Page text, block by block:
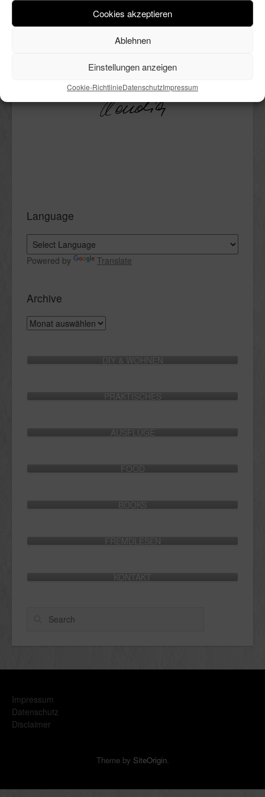
Cookies akzeptieren
Ablehnen
Einstellungen anzeigen
Cookie-RichtlinieDatenschutzImpressum
andeutungsweise. Ich liebe ihn
trotzdem. Außerdem mag ich
kochen, DIY’s, Deko, Bücher und
vieles mehr. All das ist hier in
Language
Powered by Translate
Archive
Archive
DIY & WOHNEN
PRAKTISCHES
AUSFLÜGE
FOOD
BOOKS
FREMDLESEN
KONTAKT
Search
Impressum
Datenschutz
Disclaimer
Theme by SiteOrigin.